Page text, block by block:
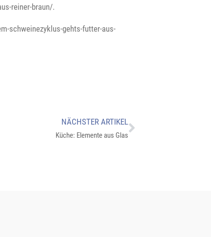
reiner-braun/.
schweinezyklus-gehts-futter-aus-
NÄCHSTER ARTIKEL
Küche: Elemente aus Glas